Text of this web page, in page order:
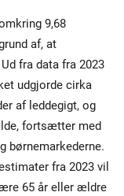
9,68
af, at
fra data fra 2023
udgjorde cirka
af leddegigt, og
fortsætter med
børnemarkederne.
fra 2023 vil
65 år eller ældre